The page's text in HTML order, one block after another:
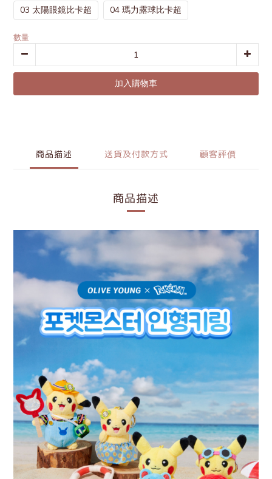
03 太陽眼鏡比卡超 04 瑪力露球比卡超
數量
加入購物車
商品描述 送貨及付款方式 顧客評價
商品描述